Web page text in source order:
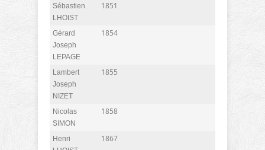
Sébastien
LHOIST
1851
Gérard
Joseph
LEPAGE
1854
Lambert
Joseph
NIZET
1855
Nicolas
SIMON
1858
Henri
1867